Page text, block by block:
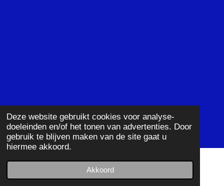
Deze website gebruikt cookies voor analyse-
doeleinden en/of het tonen van advertenties. Door
gebruik te blijven maken van de site gaat u
hiermee akkoord.
Akkoord
© 2023 Camperleven-DasWakWil